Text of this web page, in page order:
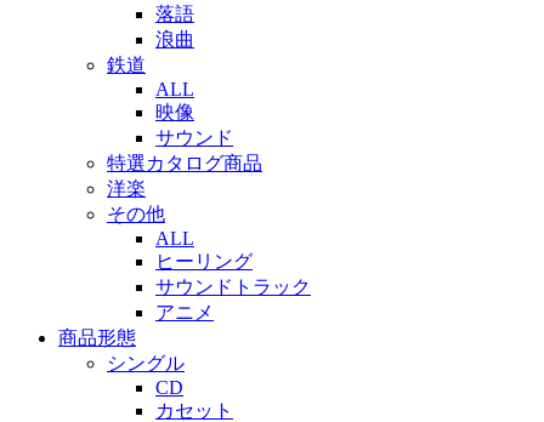
落語
浪曲
鉄道
ALL
映像
サウンド
特選カタログ商品
洋楽
その他
ALL
ヒーリング
サウンドトラック
アニメ
商品形態
シングル
CD
カセット